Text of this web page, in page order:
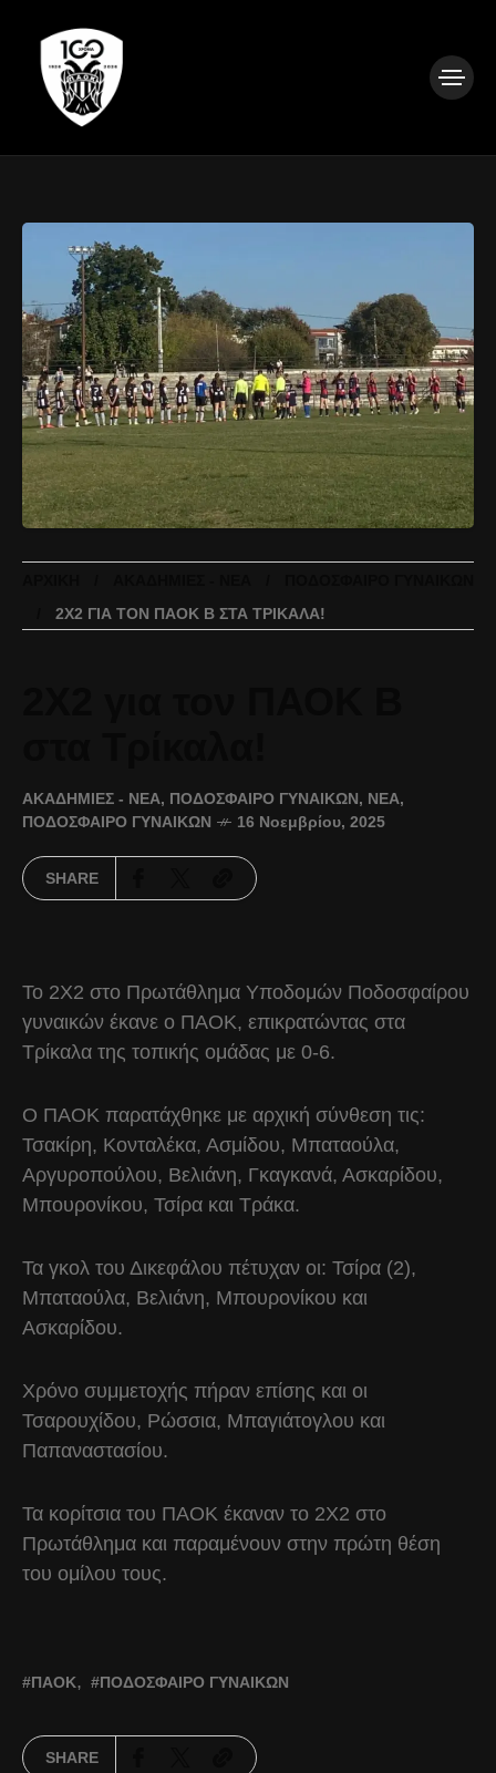
2Χ2 ΓΙΑ ΤΟΝ ΠΑΟΚ Β ΣΤΑ ΤΡΊΚΑΛΑ!
ΑΚΑΔΗΜΊΕΣ - ΝΈΑ, ΠΟΔΌΣΦΑΙΡΟ ΓΥΝΑΙΚΏΝ, ΝΈΑ,
ΠΟΔΌΣΦΑΙΡΟ ΓΥΝΑΙΚΏΝ
16 Νοεμβρίου, 2025
SHARE
Το 2Χ2 στο Πρωτάθλημα Υποδομών Ποδοσφαίρου
γυναικών έκανε ο ΠΑΟΚ, επικρατώντας στα
Τρίκαλα της τοπικής ομάδας με 0-6.
Ο ΠΑΟΚ παρατάχθηκε με αρχική σύνθεση τις:
Τσακίρη, Κονταλέκα, Ασμίδου, Μπαταούλα,
Αργυροπούλου, Βελιάνη, Γκαγκανά, Ασκαρίδου,
Μπουρονίκου, Τσίρα και Τράκα.
Τα γκολ του Δικεφάλου πέτυχαν οι: Τσίρα (2),
Μπαταούλα, Βελιάνη, Μπουρονίκου και
Ασκαρίδου.
Χρόνο συμμετοχής πήραν επίσης και οι
Τσαρουχίδου, Ρώσσια, Μπαγιάτογλου και
Παπαναστασίου.
Τα κορίτσια του ΠΑΟΚ έκαναν το 2Χ2 στο
Πρωτάθλημα και παραμένουν στην πρώτη θέση
του ομίλου τους.
ΠΑΟΚ ΠΟΔΌΣΦΑΙΡΟ ΓΥΝΑΙΚΏΝ
SHARE